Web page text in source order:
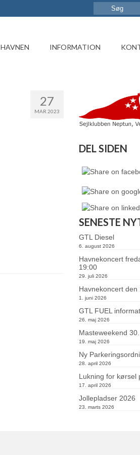
HAVNEN INFORMATION
27
MAR 2023
DEL SIDEN
SENESTE
GTL Diesel
6. august 2026
Havnekoncert
19:00
29. juli 2026
Havnekoncert den
1. juni 2026
GTL FUEL
26. maj 2026
Masteweekend
19. maj 2026
Ny
28. april 2026
Lukning for kørsel
17. april 2026
Jollepladser 2026
23. marts 2026